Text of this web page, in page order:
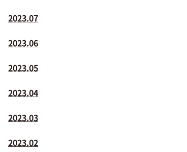
2023.07
2023.06
2023.05
2023.04
2023.03
2023.02